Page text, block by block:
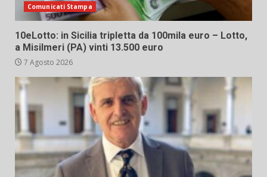
Comunicati Stampa
10eLotto: in Sicilia tripletta da 100mila euro – Lotto,
a Misilmeri (PA) vinti 13.500 euro
7 Agosto 2026